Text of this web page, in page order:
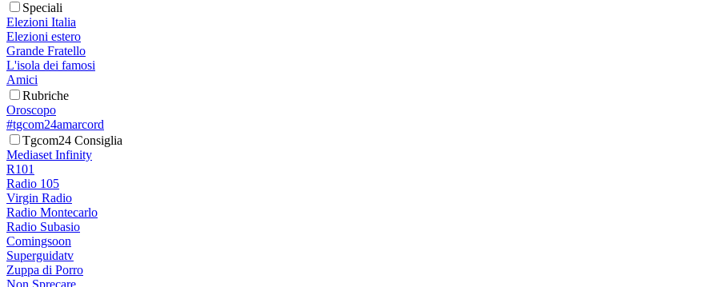
Speciali
Elezioni Italia
Elezioni estero
Grande Fratello
L'isola dei famosi
Amici
Rubriche
Oroscopo
#tgcom24amarcord
Tgcom24 Consiglia
Mediaset Infinity
R101
Radio 105
Virgin Radio
Radio Montecarlo
Radio Subasio
Comingsoon
Superguidatv
Zuppa di Porro